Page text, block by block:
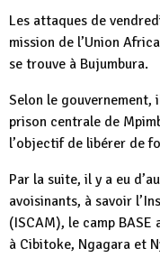
Les attaques de
mission de l’Union
se trouve à Bujumbura.
Selon le gouvernement,
prison centrale de
l’objectif de libérer de
Par la suite, il y a eu
avoisinants, à savoir
(ISCAM), le camp
à Cibitoke, Ngagara et